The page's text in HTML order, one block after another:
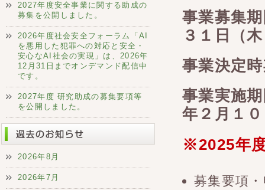
事業募集
３１日（
事業決定
事業実施
年２月１
※2025年
募集要項
2027年度安全事業に関する助成の
募集を公開しました。
2026年度社会安全フォーラム「AI
を悪用した犯罪への対応と安全・
安心なAI社会の実現」は、2026年
12月31日までオンデマンド配信中
です。
2027年度 研究助成の募集要項等
を公開しました。
2026年8月
2026年7月